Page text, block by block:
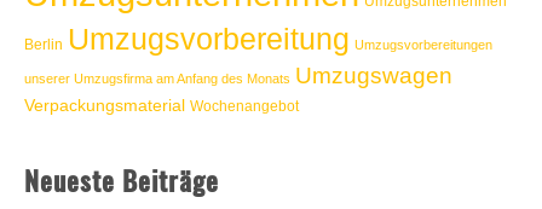
Berlin Umzugsvorbereitung Umzugsvorbereitungen
unserer Umzugsfirma am Anfang des Monats Umzugswagen
Verpackungsmaterial Wochenangebot
Neueste Beiträge